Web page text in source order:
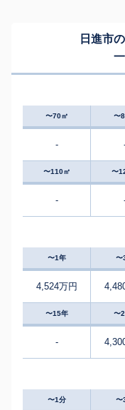
日進市
〜70㎡ 〜
-
〜110㎡ 〜
-
〜1年 〜
4,524万円
〜15年 〜
-
〜1分 〜